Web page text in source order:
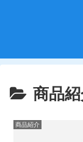
商品
商品紹介